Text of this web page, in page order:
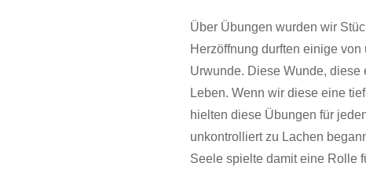
Über Übungen wurden wir
Herzöffnung durften einige
Urwunde. Diese Wunde, diese
Leben. Wenn wir diese eine
hielten diese Übungen für
unkontrolliert zu Lachen
Seele spielte damit eine Rolle